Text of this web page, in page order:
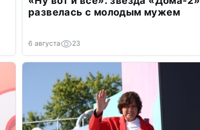
развелась с молодым мужем
6 августа 23